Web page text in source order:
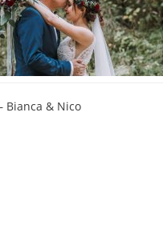
Bianca & Nico